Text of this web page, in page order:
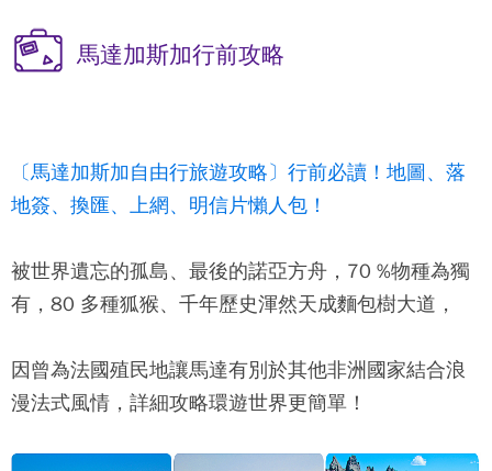
馬達加斯加行前攻略
〔馬達加斯加自由行旅遊攻略〕行前必讀！地圖、落
地簽、換匯、上網、明信片懶人包！
被世界遺忘的孤島、最後的諾亞方舟，70 %物種為獨
有，80 多種狐猴、千年歷史渾然天成麵包樹大道，
因曾為法國殖民地讓馬達有別於其他非洲國家結合浪
漫法式風情，詳細攻略環遊世界更簡單！